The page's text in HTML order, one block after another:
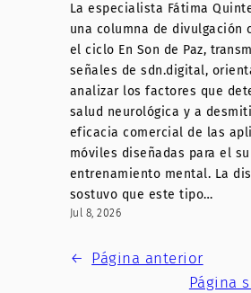
La especialista Fátima
una columna de divulgación
el ciclo En Son de Paz,
señales de sdn.digital,
analizar los factores que
salud neurológica y a
eficacia comercial de las
móviles diseñadas para el
entrenamiento mental. La
sostuvo que este tipo…
Jul 8, 2026
← Página anterior
Página